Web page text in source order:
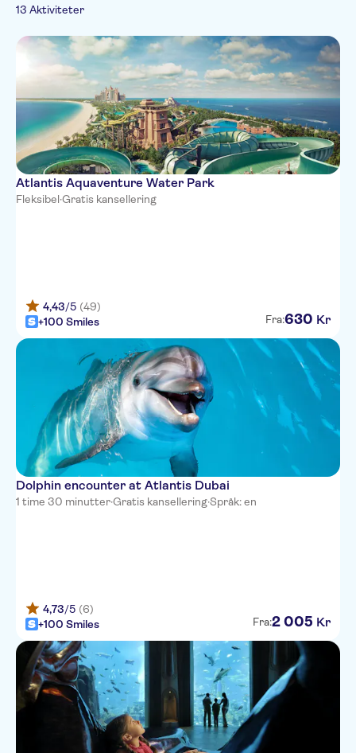
Privat rundtur
Rullestolvennlig
Hop-on Hop-off
Prøvesmaking og
middag
Spanish
Italian
Japanese
Portuguese
Russian
13 Aktiviteter
Atlantis Aquaventure Water Park
Fleksibel·Gratis kansellering
4,43/5 (49)
+100 Smiles
Fra:630 Kr
Dolphin encounter at Atlantis Dubai
1 time 30 minutter·Gratis kansellering·Språk: en
4,73/5 (6)
+100 Smiles
Fra:2 005 Kr